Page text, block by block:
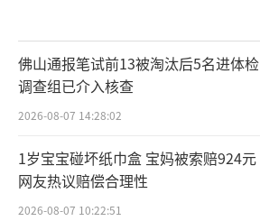
佛山通报笔试前13被淘汰后5名进体检
调查组已介入核查
2026-08-07 14:28:02
1岁宝宝碰坏纸巾盒 宝妈被索赔924元
网友热议赔偿合理性
2026-08-07 10:22:51